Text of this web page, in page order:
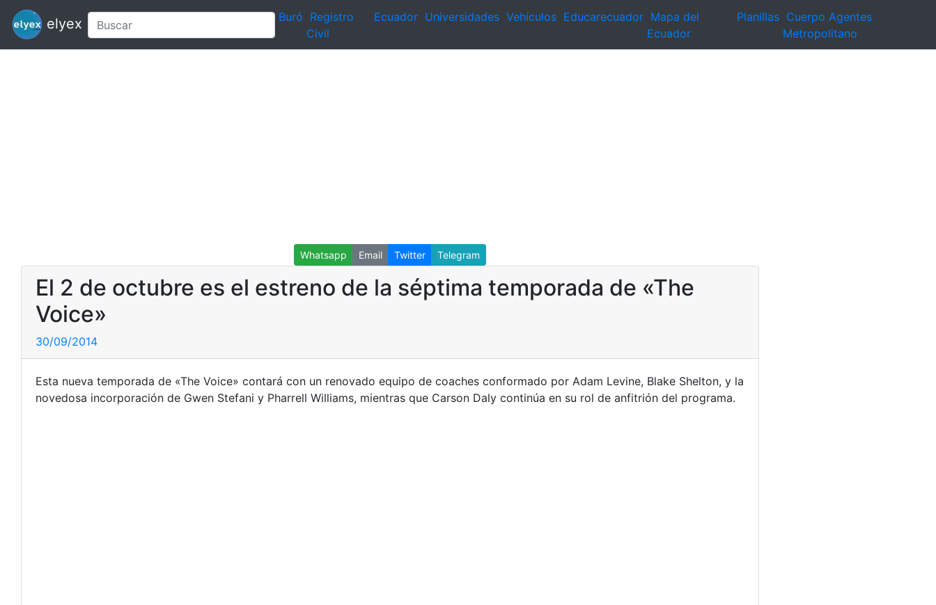
elyex Buró Registro
Civil
Ecuador Universidades Vehículos Educarecuador Mapa del
Ecuador
Planillas Cuerpo Agentes
Metropolitano
Whatsapp Email Twitter Telegram
El 2 de octubre es el estreno de la séptima temporada de «The
Voice»
30/09/2014
Esta nueva temporada de «The Voice» contará con un renovado equipo de coaches conformado por Adam Levine, Blake Shelton, y la
novedosa incorporación de Gwen Stefani y Pharrell Williams, mientras que Carson Daly continúa en su rol de anfitrión del programa.